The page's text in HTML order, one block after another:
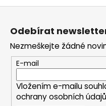
Z
Odebírat
Nezmeškejte žádné
E-mail
Vložením e-mailu
ochrany osobních údajů